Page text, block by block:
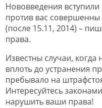
Нововведения
против вас
(после 15.11, 2014) –
права.
Известны случаи,
вплоть до устранения
пребывало на
Интересуйтесь
нарушить ваши права!